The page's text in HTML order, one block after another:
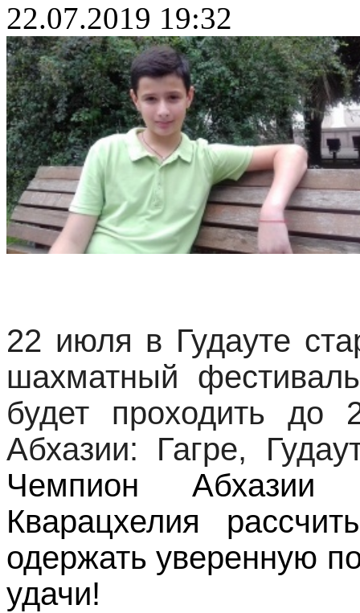
22.07.2019 19:32
22 июля в Гудауте
шахматный
будет проходить до
Абхазии: Гагре,
Чемпион
Кварацхелия
одержать уверенную
удачи!